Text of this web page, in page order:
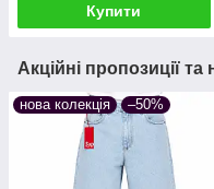
Купити
Акційні пропозиції та
нова колекція –50%